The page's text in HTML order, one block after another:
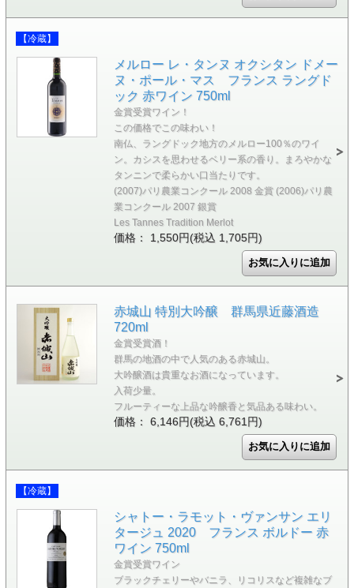
【冷蔵】
メルロー レ・タンヌ オクシタン ドメー
ヌ・ポール・マス フランス ラングド
ック 赤ワイン 750ml
金賞受賞ワイン！
この価格でこの味わい！
南仏、ラングドック地方のメルロー100％のワイ
ン。カシスを思わせるベリー系の香り。まろやかな
タンニンで柔らかい口当たりです。
(2007)パリ農業コンクール 2008 金賞 (2006)パリ農
業コンクール 2007 銀賞
Les Tannes Tradition Merlot
価格： 1,550円(税込 1,705円)
赤城山 特別大吟醸 群馬県近藤酒造
720ml
金賞受賞酒！
群馬の地酒の中で人気のある赤城山。
大吟醸酒は貴重なお酒になっています。
入荷少量。
フルーティーな上品な吟醸香と気品ある味わい。
価格： 6,146円(税込 6,761円)
【冷蔵】
シャトー・ラモット・ヴァンサン エリ
タージュ 2020 フランス ボルドー 赤
ワイン 750ml
金賞受賞ワイン
ブラックチェリーやバニラ、リコリスなど複雑なブ